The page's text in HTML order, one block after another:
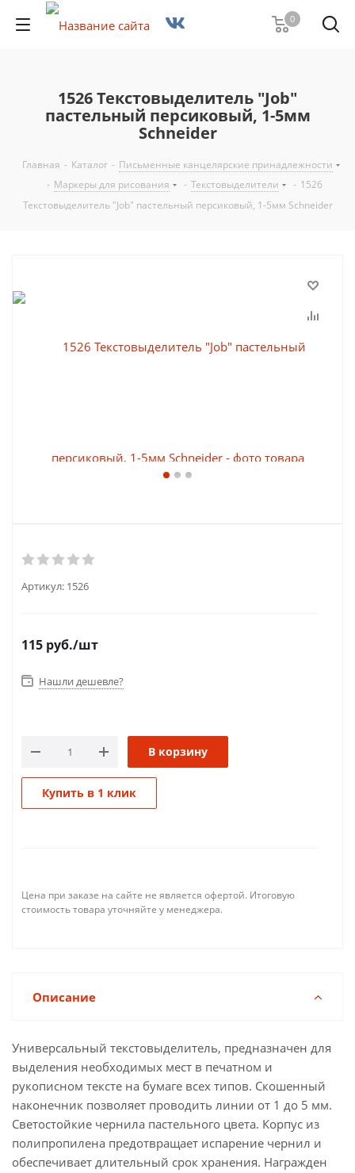
0
1526 Текстовыделитель "Job"
пастельный персиковый, 1-5мм
Schneider
Главная - Каталог - Письменные канцелярские принадлежности
- Маркеры для рисования - Текстовыделители - 1526
Текстовыделитель "Job" пастельный персиковый, 1-5мм Schneider
Артикул: 1526
115 руб./шт
Нашли дешевле?
В корзину
Купить в 1 клик
Цена при заказе на сайте не является офертой. Итоговую
стоимость товара уточняйте у менеджера.
Описание
Универсальный текстовыделитель, предназначен для
выделения необходимых мест в печатном и
рукописном тексте на бумаге всех типов. Скошенный
наконечник позволяет проводить линии от 1 до 5 мм.
Светостойкие чернила пастельного цвета. Корпус из
полипропилена предотвращает испарение чернил и
обеспечивает длительный срок хранения. Награжден